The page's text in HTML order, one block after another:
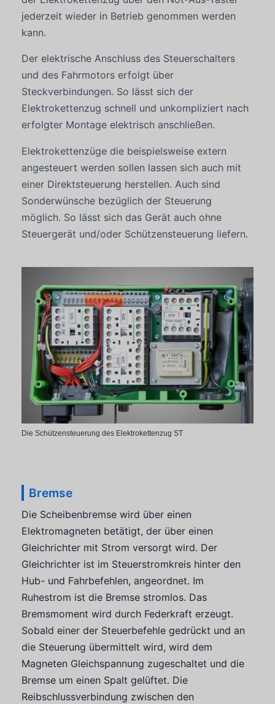
jederzeit wieder in Betrieb genommen werden
kann.
Der elektrische Anschluss des Steuerschalters
und des Fahrmotors erfolgt über
Steckverbindungen. So lässt sich der
Elektrokettenzug schnell und unkompliziert nach
erfolgter Montage elektrisch anschließen.
Elektrokettenzüge die beispielsweise extern
angesteuert werden sollen lassen sich auch mit
einer Direktsteuerung herstellen. Auch sind
Sonderwünsche bezüglich der Steuerung
möglich. So lässt sich das Gerät auch ohne
Steuergerät und/oder Schützensteuerung liefern.
Die Schützensteuerung des Elektrokettenzug ST
Bremse
Die Scheibenbremse wird über einen
Elektromagneten betätigt, der über einen
Gleichrichter mit Strom versorgt wird. Der
Gleichrichter ist im Steuerstromkreis hinter den
Hub- und Fahrbefehlen, angeordnet. Im
Ruhestrom ist die Bremse stromlos. Das
Bremsmoment wird durch Federkraft erzeugt.
Sobald einer der Steuerbefehle gedrückt und an
die Steuerung übermittelt wird, wird dem
Magneten Gleichspannung zugeschaltet und die
Bremse um einen Spalt gelüftet. Die
Reibschlussverbindung zwischen den